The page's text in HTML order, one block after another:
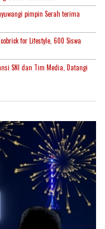
pimpin Serah terima
for Lifestyle, 600 Siswa
SNI dan Tim Media, Datangi